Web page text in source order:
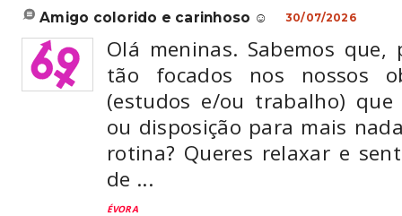
amigo colorido e carinhoso ☺️ 30/07/2026
Olá meninas. Sabemos que,
tão focados nos nossos
(estudos e/ou trabalho)
ou disposição para mais
rotina? Queres relaxar e
de ...
ÉVORA